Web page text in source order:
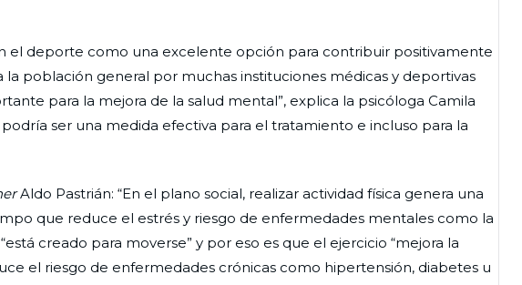
el deporte como una excelente opción para contribuir positivamente
la población general por muchas instituciones médicas y deportivas
para la mejora de la salud mental”, explica la psicóloga Camila
ser una medida efectiva para el tratamiento e incluso para la
Aldo Pastrián: “En el plano social, realizar actividad física genera una
que reduce el estrés y riesgo de enfermedades mentales como la
creado para moverse” y por eso es que el ejercicio “mejora la
el riesgo de enfermedades crónicas como hipertensión, diabetes u